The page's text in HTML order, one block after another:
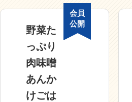
会員
公開
野菜た
っぷり
肉味噌
あんか
けごは